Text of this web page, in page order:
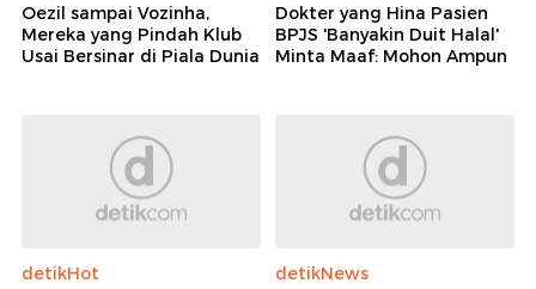
Oezil sampai Vozinha,
Mereka yang Pindah Klub
Usai Bersinar di Piala Dunia
Dokter yang Hina Pasien
BPJS 'Banyakin Duit Halal'
Minta Maaf: Mohon Ampun
detikHot
detikNews